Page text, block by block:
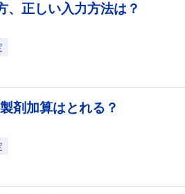
、正しい入力方法は？
剤加算はとれる？